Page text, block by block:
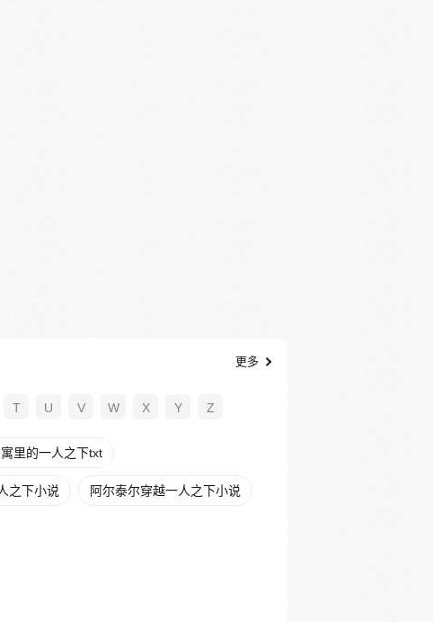
更多
T U V W X Y Z
里的一人之下txt
之下小说 阿尔泰尔穿越一人之下小说